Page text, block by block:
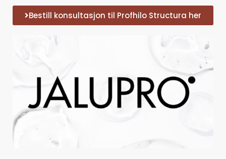
Bestill konsultasjon til Profhilo Structura her